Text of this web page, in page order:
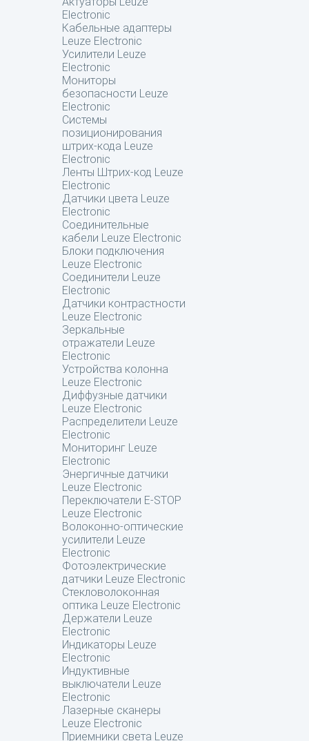
Electronic
Кабельные адаптеры
Leuze Electronic
Усилители Leuze
Electronic
Мониторы
безопасности Leuze
Electronic
Системы
позиционирования
штрих-кода Leuze
Electronic
Ленты Штрих-код Leuze
Electronic
Датчики цвета Leuze
Electronic
Соединительные
кабели Leuze Electronic
Блоки подключения
Leuze Electronic
Соединители Leuze
Electronic
Датчики контрастности
Leuze Electronic
Зеркальные
отражатели Leuze
Electronic
Устройства колонна
Leuze Electronic
Диффузные датчики
Leuze Electronic
Распределители Leuze
Electronic
Мониторинг Leuze
Electronic
Энергичные датчики
Leuze Electronic
Переключатели E-STOP
Leuze Electronic
Волоконно-оптические
усилители Leuze
Electronic
Фотоэлектрические
датчики Leuze Electronic
Стекловолоконная
оптика Leuze Electronic
Держатели Leuze
Electronic
Индикаторы Leuze
Electronic
Индуктивные
выключатели Leuze
Electronic
Лазерные сканеры
Leuze Electronic
Приемники света Leuze